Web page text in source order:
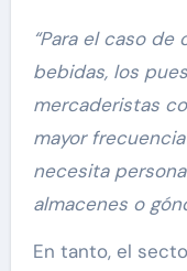
“Para el caso
bebidas, los
mercaderistas
mayor
necesita
almacenes o
En tanto, el